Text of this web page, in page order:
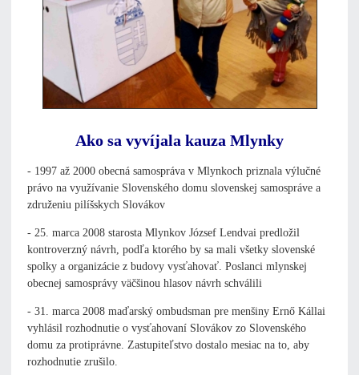
Ako sa vyvíjala kauza Mlynky
- 1997 až 2000 obecná samospráva v Mlynkoch priznala výlučné
právo na využívanie Slovenského domu slovenskej samospráve a
združeniu pilíšskych Slovákov
- 25. marca 2008 starosta Mlynkov József Lendvai predložil
kontroverzný návrh, podľa ktorého by sa mali všetky slovenské
spolky a organizácie z budovy vysťahovať. Poslanci mlynskej
obecnej samosprávy väčšinou hlasov návrh schválili
- 31. marca 2008 maďarský ombudsman pre menšiny Ernő Kállai
vyhlásil rozhodnutie o vysťahovaní Slovákov zo Slovenského
domu za protiprávne. Zastupiteľstvo dostalo mesiac na to, aby
rozhodnutie zrušilo.